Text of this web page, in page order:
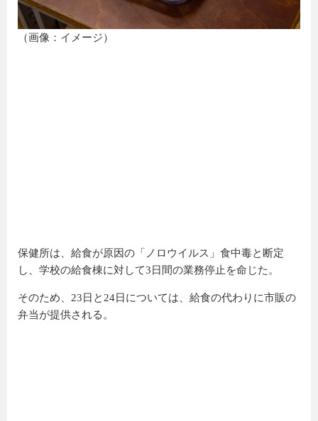
（画像：イメージ）
保健所は、給食が原因の「ノロウイルス」食中毒と断定
し、学校の給食棟に対して3日間の業務停止を命じた。
そのため、23日と24日については、給食の代わりに市販の
弁当が提供される。